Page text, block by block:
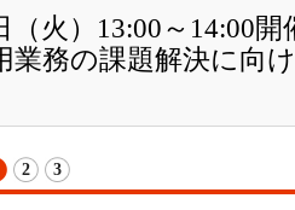
（火）13:00～14:00
業務の課題解決に向
2 3